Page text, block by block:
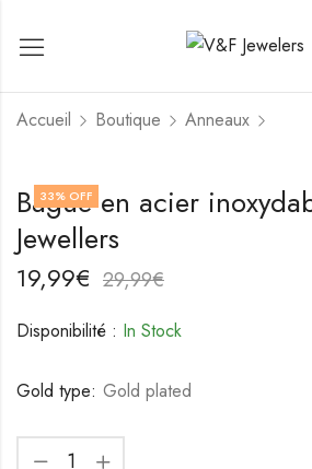
Accueil Boutique Anneaux
33% OFF
Bague en acier
Jewellers
19,99€ 29,99€
Disponibilité : In Stock
Gold type: Gold plated